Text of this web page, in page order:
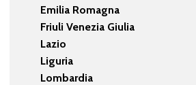
Emilia Romagna
Friuli Venezia Giulia
Lazio
Liguria
Lombardia